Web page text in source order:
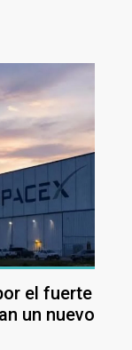
el fuerte
un nuevo